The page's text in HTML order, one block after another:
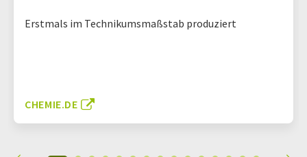
Erstmals im Technikumsmaßstab produziert
CHEMIE.DE